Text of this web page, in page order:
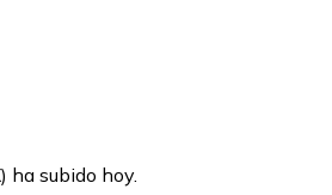
ha subido hoy.